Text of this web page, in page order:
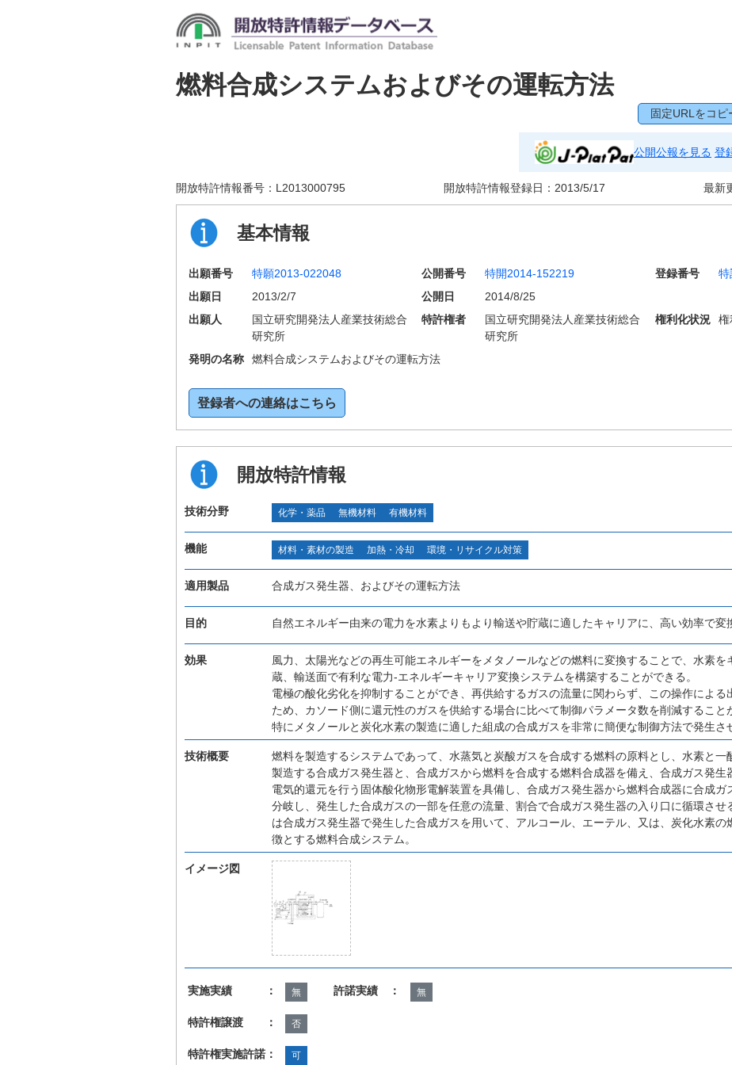
燃料合成システムおよびその運転方法
固定URLをコピ
公開公報を見る 登
開放特許情報番号： L2013000795 開放特許情報登録日： 2013/5/17 最新
基本情報
出願番号 特願2013-022048 公開番号 特開2014-152219 登録番号
特
出願日
2013/2/7 公開日
2014/8/25
出願人
国立研究開発法人産業技術総合
研究所
特許権者
国立研究開発法人産業技術総合
研究所
権利化状況 権
発明の名称 燃料合成システムおよびその運転方法
登録者への連絡はこちら
開放特許情報
技術分野 化学・薬品 無機材料 有機材料
機能 材料・素材の製造 加熱・冷却 環境・リサイクル対策
適用製品 合成ガス発生器、およびその運転方法
目的 自然エネルギー由来の電力を水素よりもより輸送や貯蔵に適したキャリアに、高い効率で変
効果
風力、太陽光などの再生可能エネルギーをメタノールなどの燃料に変換することで、水素
蔵、輸送面で有利な電力-エネルギーキャリア変換システムを構築することができる。
電極の酸化劣化を抑制することができ、再供給するガスの流量に関わらず、この操作による
ため、カソード側に還元性のガスを供給する場合に比べて制御パラメータ数を削減すること
特にメタノールと炭化水素の製造に適した組成の合成ガスを非常に簡便な制御方法で発生さ
技術概要
燃料を製造するシステムであって、水蒸気と炭酸ガスを合成する燃料の原料とし、水素と一
製造する合成ガス発生器と、合成ガスから燃料を合成する燃料合成器を備え、合成ガス発生
電気的還元を行う固体酸化物形電解装置を具備し、合成ガス発生器から燃料合成器に合成ガ
分岐し、発生した合成ガスの一部を任意の流量、割合で合成ガス発生器の入り口に循環させ
は合成ガス発生器で発生した合成ガスを用いて、アルコール、エーテル、又は、炭化水素の
徴とする燃料合成システム。
イメージ図
実施実績 ： 無 許諾実績 ： 無
特許権譲渡 ： 否
特許権実施許諾： 可